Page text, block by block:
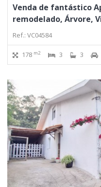
Venda de fantástico
remodelado, Árvore,
Ref.: VC04584
178 m2 3 3